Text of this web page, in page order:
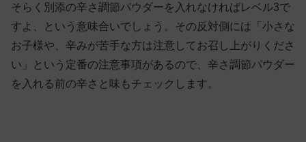
そらく別添の辛さ調節パウダーを入れなければレベル3で
すよ、という意味合いでしょう。その反対側には「小さな
お子様や、辛みが苦手な方は注意してお召し上がりくださ
い」という定番の注意事項があるので、辛さ調節パウダー
を入れる前の辛さと味もチェックします。